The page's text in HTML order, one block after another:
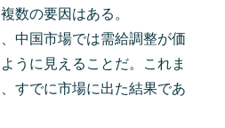
数の要因はある。
中国市場では需給調整が価
うに見えることだ。これま
すでに市場に出た結果であ